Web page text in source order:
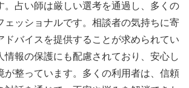
。占い師は厳しい選考を通過し、多くの
ェッショナルです。相談者の気持ちに寄
ドバイスを提供することが求められてい
情報の保護にも配慮されており、安心し
が整っています。多くの利用者は、信頼